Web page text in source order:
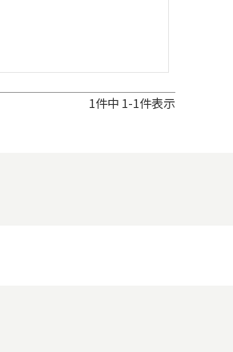
1件中 1-1件表示